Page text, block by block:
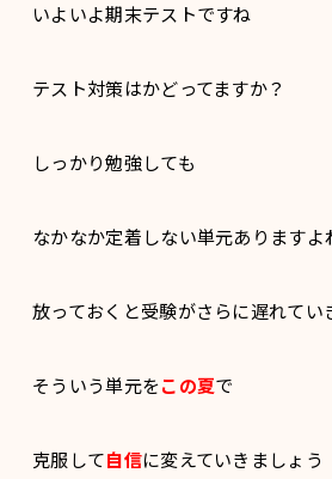
いよいよ期末テストですね
テスト対策はかどってますか？
しっかり勉強しても
なかなか定着しない単元ありますよ
放っておくと受験がさらに遅れてい
そういう単元をこの夏で
克服して自信に変えていきましょう